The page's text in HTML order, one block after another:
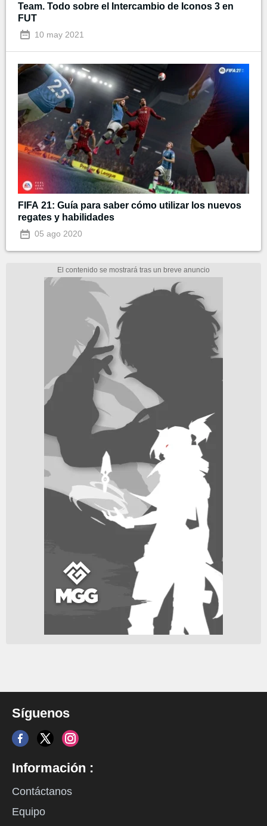
Team. Todo sobre el Intercambio de Iconos 3 en
FUT
10 may 2021
FIFA 21: Guía para saber cómo utilizar los nuevos
regates y habilidades
05 ago 2020
Síguenos
Información :
Contáctanos
Equipo